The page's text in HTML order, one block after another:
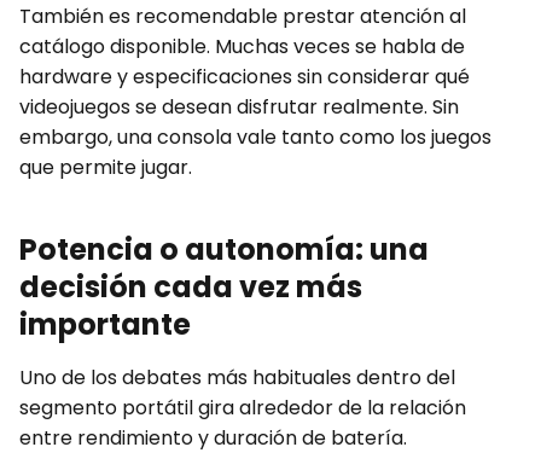
También es recomendable prestar atención al
catálogo disponible. Muchas veces se habla de
hardware y especificaciones sin considerar qué
videojuegos se desean disfrutar realmente. Sin
embargo, una consola vale tanto como los juegos
que permite jugar.
Potencia o autonomía: una
decisión cada vez más
importante
Uno de los debates más habituales dentro del
segmento portátil gira alrededor de la relación
entre rendimiento y duración de batería.